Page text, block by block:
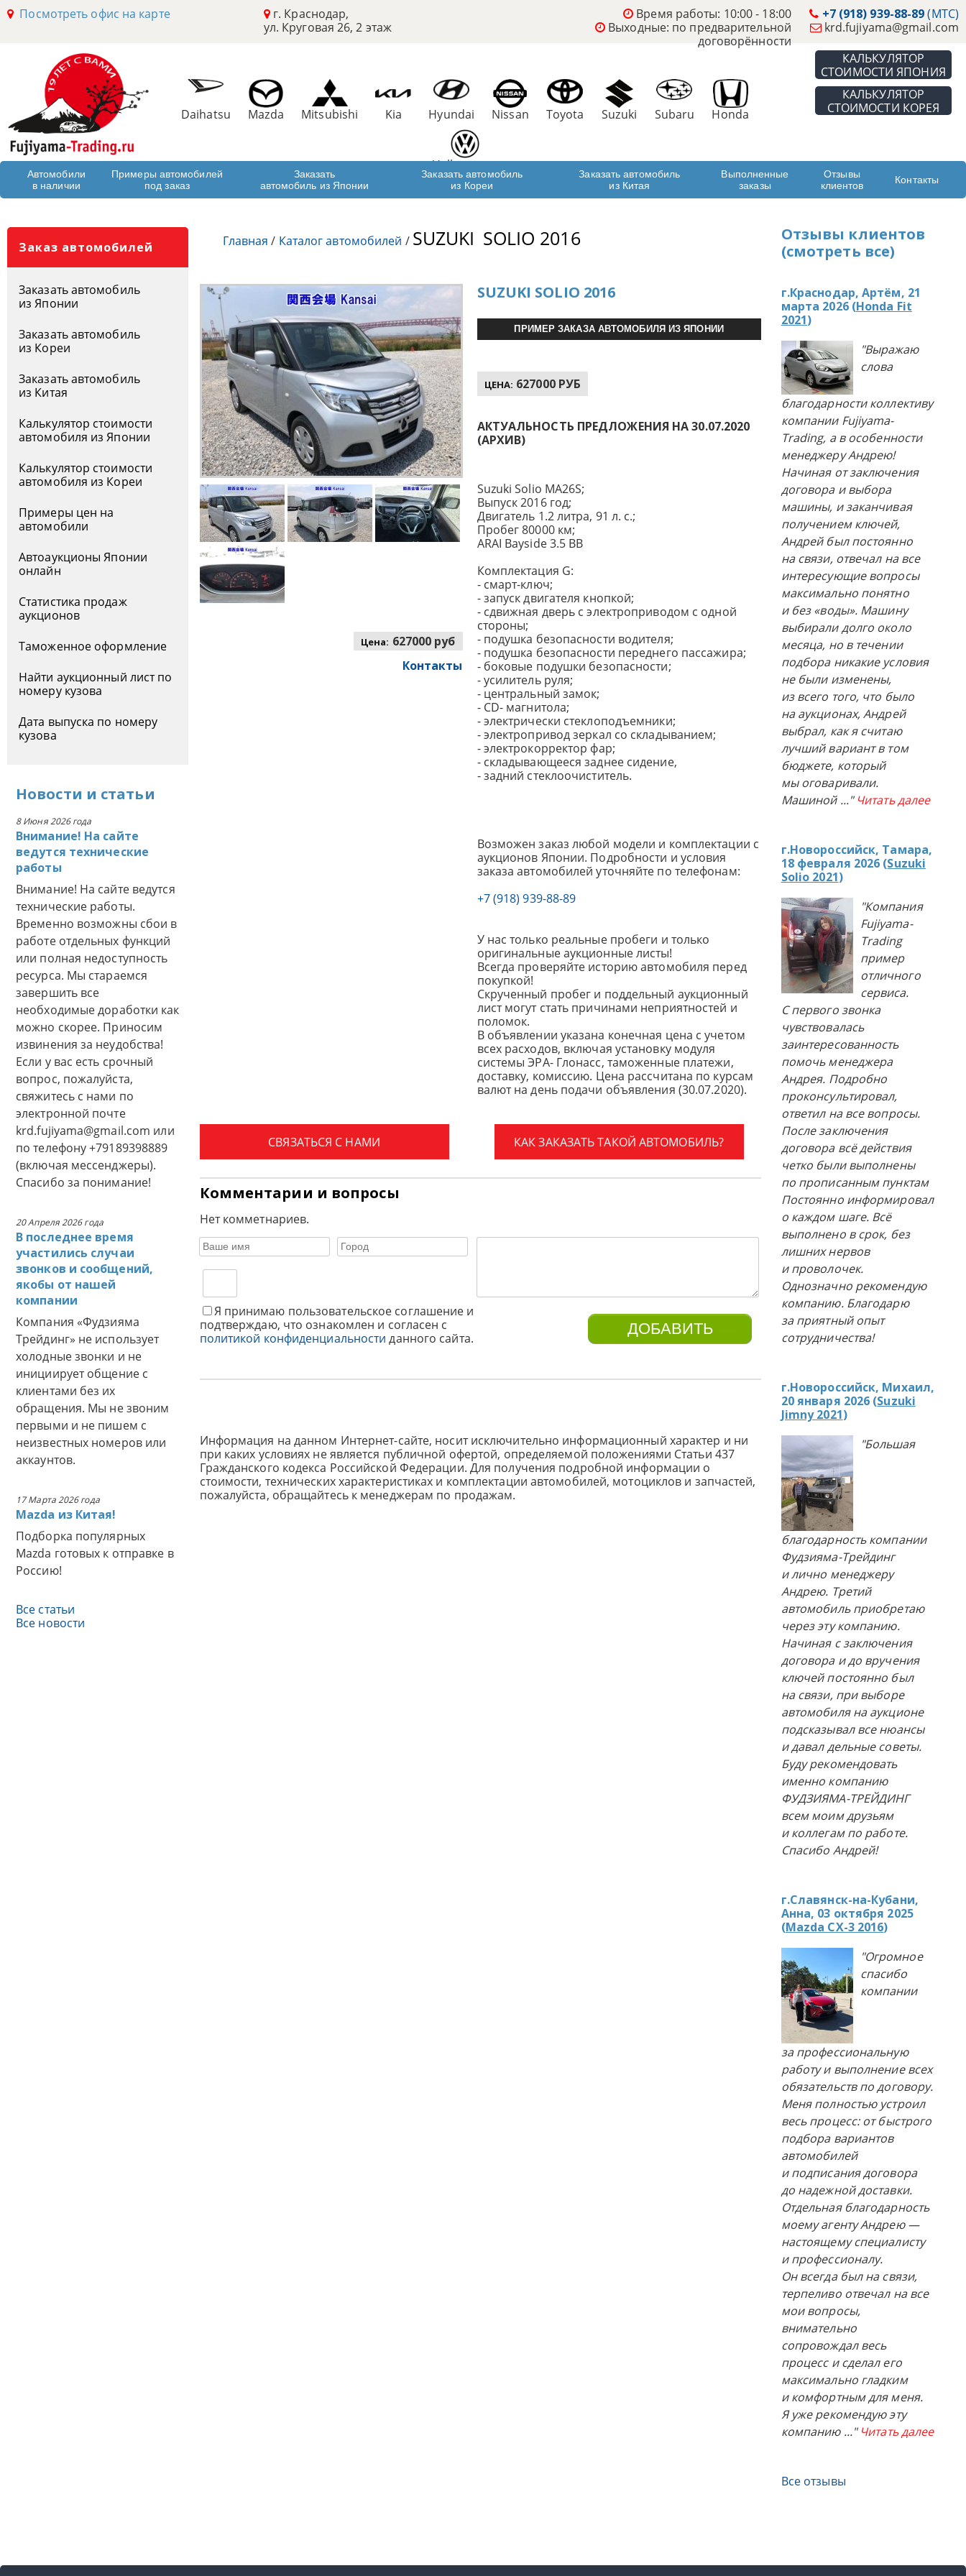
Посмотреть офис на карте
г. Краснодар,
ул. Круговая 26, 2 этаж
+7 (918) 939-88-89(МТС)
krd.fujiyama@gmail.com
Время работы: 10:00 - 18:00
Выходные: по предварительной
договорённости
КАЛЬКУЛЯТОР
СТОИМОСТИ ЯПОНИЯ
КАЛЬКУЛЯТОР
СТОИМОСТИ КОРЕЯ
Daihatsu Mazda Mitsubishi Kia Hyundai Nissan Toyota Suzuki Subaru Honda
Volkswagen
Автомобили
в наличии
Примеры автомобилей
под заказ
Заказать
автомобиль из Японии
Заказать автомобиль
из Кореи
Заказать автомобиль
из Китая
Выполненные
заказы
Отзывы
клиентов
Контакты
Заказ автомобилей
Заказать автомобиль
из Японии
Заказать автомобиль
из Кореи
Заказать автомобиль
из Китая
Калькулятор стоимости
автомобиля из Японии
Калькулятор стоимости
автомобиля из Кореи
Примеры цен на
автомобили
Автоаукционы Японии
онлайн
Статистика продаж
аукционов
Таможенное оформление
Найти аукционный лист по
номеру кузова
Дата выпуска по номеру
кузова
Новости и статьи
8 Июня 2026 года
Внимание! На сайте
ведутся технические
работы
Внимание! На сайте ведутся
технические работы.
Временно возможны сбои в
работе отдельных функций
или полная недоступность
ресурса. Мы стараемся
завершить все
необходимые доработки как
можно скорее. Приносим
извинения за неудобства!
Если у вас есть срочный
вопрос, пожалуйста,
свяжитесь с нами по
электронной почте
krd.fujiyama@gmail.com или
по телефону +79189398889
(включая мессенджеры).
Спасибо за понимание!
20 Апреля 2026 года
В последнее время
участились случаи
звонков и сообщений,
якобы от нашей
компании
Компания «Фудзияма
Трейдинг» не использует
холодные звонки и не
инициирует общение с
клиентами без их
обращения. Мы не звоним
первыми и не пишем с
неизвестных номеров или
аккаунтов.
17 Марта 2026 года
Mazda из Китая!
Подборка популярных
Mazda готовых к отправке в
Россию!
Все статьи
Все новости
Главная / Каталог автомобилей / SUZUKI SOLIO 2016
Цена: 627000 руб
Контакты
SUZUKI SOLIO 2016
ПРИМЕР ЗАКАЗА АВТОМОБИЛЯ ИЗ ЯПОНИИ
ЦЕНА: 627000 РУБ
АКТУАЛЬНОСТЬ ПРЕДЛОЖЕНИЯ НА 30.07.2020
(АРХИВ)
Suzuki Solio MA26S;
Выпуск 2016 год;
Двигатель 1.2 литра, 91 л. с.;
Пробег 80000 км;
ARAI Bayside 3.5 BB
Комплектация G:
- смарт-ключ;
- запуск двигателя кнопкой;
- сдвижная дверь с электроприводом с одной
стороны;
- подушка безопасности водителя;
- подушка безопасности переднего пассажира;
- боковые подушки безопасности;
- усилитель руля;
- центральный замок;
- СD- магнитола;
- электрически стеклоподъемники;
- электропривод зеркал со складыванием;
- электрокорректор фар;
- складывающееся заднее сидение,
- задний стеклоочиститель.
Возможен заказ любой модели и комплектации с
аукционов Японии. Подробности и условия
заказа автомобилей уточняйте по телефонам:
+7 (918) 939-88-89
У нас только реальные пробеги и только
оригинальные аукционные листы!
Всегда проверяйте историю автомобиля перед
покупкой!
Скрученный пробег и поддельный аукционный
лист могут стать причинами неприятностей и
поломок.
В объявлении указана конечная цена с учетом
всех расходов, включая установку модуля
системы ЭРА- Глонасс, таможенные платежи,
доставку, комиссию. Цена рассчитана по курсам
валют на день подачи объявления (30.07.2020).
КАК ЗАКАЗАТЬ ТАКОЙ АВТОМОБИЛЬ?
СВЯЗАТЬСЯ С НАМИ
Комментарии и вопросы
Нет комметнариев.
Я принимаю пользовательское соглашение и
подтверждаю, что ознакомлен и согласен с
политикой конфиденциальности данного сайта.
Информация на данном Интернет-сайте, носит исключительно информационный характер и ни
при каких условиях не является публичной офертой, определяемой положениями Статьи 437
Гражданского кодекса Российской Федерации. Для получения подробной информации о
стоимости, технических характеристиках и комплектации автомобилей, мотоциклов и запчастей,
пожалуйста, обращайтесь к менеджерам по продажам.
Отзывы клиентов
(смотреть все)
г.Краснодар, Артём, 21
марта 2026 (Honda Fit
2021)
"Выражаю
слова
благодарности коллективу
компании Fujiyama-
Trading, а в особенности
менеджеру Андрею!
Начиная от заключения
договора и выбора
машины, и заканчивая
получением ключей,
Андрей был постоянно
на связи, отвечал на все
интересующие вопросы
максимально понятно
и без «воды». Машину
выбирали долго около
месяца, но в течении
подбора никакие условия
не были изменены,
из всего того, что было
на аукционах, Андрей
выбрал, как я считаю
лучший вариант в том
бюджете, который
мы оговаривали.
Машиной ..." Читать далее
г.Новороссийск, Тамара,
18 февраля 2026 (Suzuki
Solio 2021)
"Компания
Fujiyama-
Trading
пример
отличного
сервиса.
С первого звонка
чувствовалась
заинтересованность
помочь менеджера
Андрея. Подробно
проконсультировал,
ответил на все вопросы.
После заключения
договора всё действия
четко были выполнены
по прописанным пунктам
Постоянно информировал
о каждом шаге. Всё
выполнено в срок, без
лишних нервов
и проволочек.
Однозначно рекомендую
компанию. Благодарю
за приятный опыт
сотрудничества!
г.Новороссийск, Михаил,
20 января 2026 (Suzuki
Jimny 2021)
"Большая
благодарность компании
Фудзияма-Трейдинг
и лично менеджеру
Андрею. Третий
автомобиль приобретаю
через эту компанию.
Начиная с заключения
договора и до вручения
ключей постоянно был
на связи, при выборе
автомобиля на аукционе
подсказывал все нюансы
и давал дельные советы.
Буду рекомендовать
именно компанию
ФУДЗИЯМА-ТРЕЙДИНГ
всем моим друзьям
и коллегам по работе.
Спасибо Андрей!
г.Славянск-на-Кубани,
Анна, 03 октября 2025
(Mazda CX-3 2016)
"Огромное
спасибо
компании
за профессиональную
работу и выполнение всех
обязательств по договору.
Меня полностью устроил
весь процесс: от быстрого
подбора вариантов
автомобилей
и подписания договора
до надежной доставки.
Отдельная благодарность
моему агенту Андрею —
настоящему специалисту
и профессионалу.
Он всегда был на связи,
терпеливо отвечал на все
мои вопросы,
внимательно
сопровождал весь
процесс и сделал его
максимально гладким
и комфортным для меня.
Я уже рекомендую эту
компанию ..." Читать далее
Все отзывы